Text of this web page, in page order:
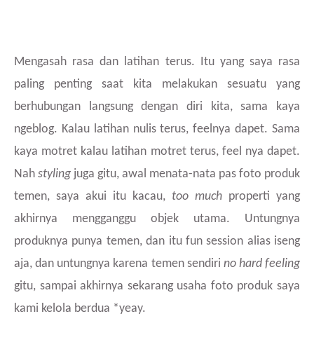
Mengasah rasa dan latihan terus. Itu yang saya rasa
paling penting saat kita melakukan sesuatu yang
berhubungan langsung dengan diri kita, sama kaya
ngeblog. Kalau latihan nulis terus, feelnya dapet. Sama
kaya motret kalau latihan motret terus, feel nya dapet.
Nah styling juga gitu, awal menata-nata pas foto produk
temen, saya akui itu kacau, too much properti yang
akhirnya mengganggu objek utama. Untungnya
produknya punya temen, dan itu fun session alias iseng
aja, dan untungnya karena temen sendiri no hard feeling
gitu, sampai akhirnya sekarang usaha foto produk saya
kami kelola berdua *yeay.